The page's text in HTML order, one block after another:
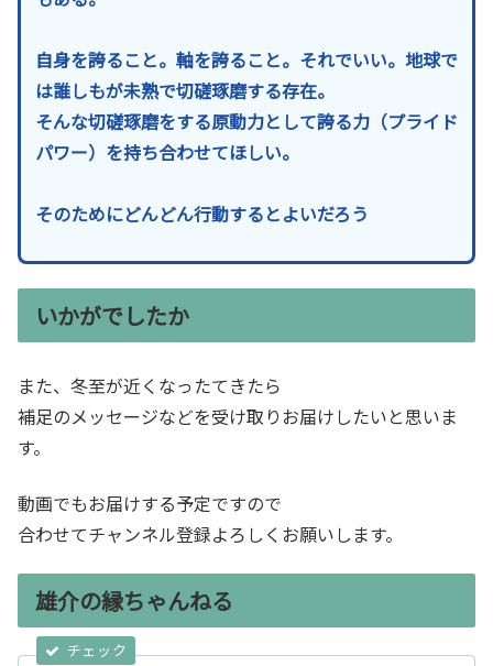
自身を誇ること。軸を誇ること。それでいい。地球で
は誰しもが未熟で切磋琢磨する存在。
そんな切磋琢磨をする原動力として誇る力（プライド
パワー）を持ち合わせてほしい。
そのためにどんどん行動するとよいだろう
いかがでしたか
また、冬至が近くなったてきたら
補足のメッセージなどを受け取りお届けしたいと思いま
す。
動画でもお届けする予定ですので
合わせてチャンネル登録よろしくお願いします。
雄介の縁ちゃんねる